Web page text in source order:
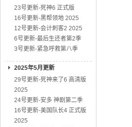
23号更新-死神6 正式版
16号更新-黑帮领地 2025
12号更新-会计刺客2 2025
6号更新-最后生还者第2季
3号更新-紧急呼救第八季
2025年5月更新
29号更新-死神来了6 高清版
2025
24号更新-安多 神剧第二季
16号更新-美国队长4 正式版
2025